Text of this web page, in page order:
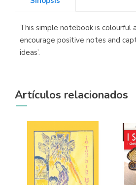
Librería Kolima
(Madrid)
Librería Proteo
This simple notebook is colourful
encourage positive notes and
ideas’.
Artículos relacionados